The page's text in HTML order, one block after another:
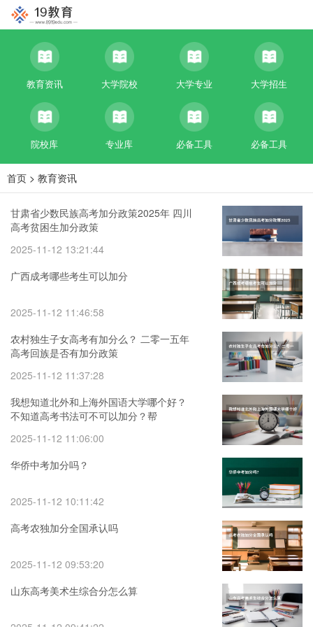
教育资讯 大学院校 大学专业 大学招生
院校库 专业库 必备工具 必备工具
首页 > 教育资讯
甘肃省少数民族高考加分政策2025年 四川
高考贫困生加分政策
2025-11-12 13:21:44
广西成考哪些考生可以加分
2025-11-12 11:46:58
农村独生子女高考有加分么？ 二零一五年
高考回族是否有加分政策
2025-11-12 11:37:28
我想知道北外和上海外国语大学哪个好？
不知道高考书法可不可以加分？帮
2025-11-12 11:06:00
华侨中考加分吗？
2025-11-12 10:11:42
高考农独加分全国承认吗
2025-11-12 09:53:20
山东高考美术生综合分怎么算